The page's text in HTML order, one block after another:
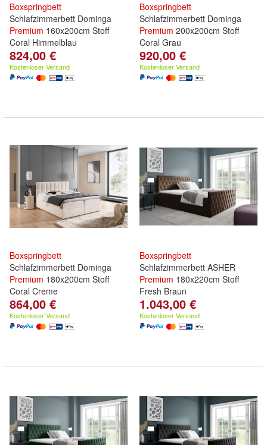
Boxspringbett
Schlafzimmerbett Dominga
Premium 160x200cm Stoff
Coral Himmelblau
824,00 €
Kostenloser Versand
Boxspringbett
Schlafzimmerbett Dominga
Premium 200x200cm Stoff
Coral Grau
920,00 €
Kostenloser Versand
Boxspringbett
Schlafzimmerbett Dominga
Premium 180x200cm Stoff
Coral Creme
864,00 €
Kostenloser Versand
Boxspringbett
Schlafzimmerbett ASHER
Premium 180x220cm Stoff
Fresh Braun
1.043,00 €
Kostenloser Versand